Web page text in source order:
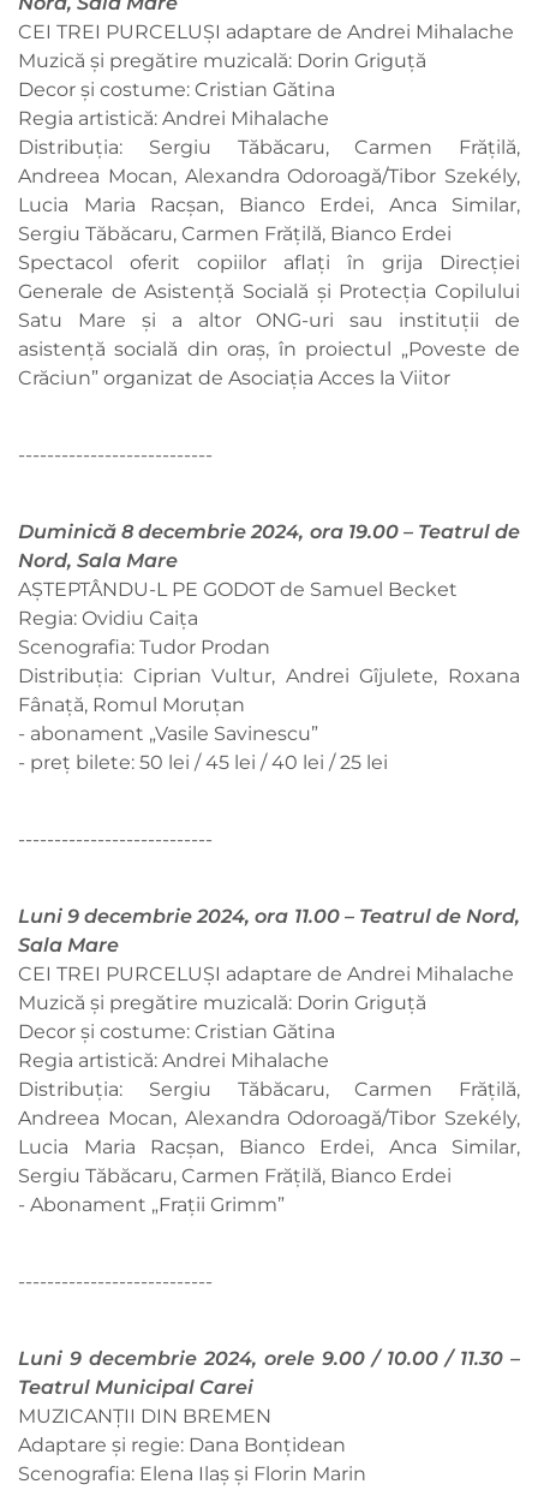
CEI TREI PURCELUȘI adaptare de Andrei Mihalache
Muzică și pregătire muzicală: Dorin Griguță
Decor și costume: Cristian Gătina
Regia artistică: Andrei Mihalache
Distribuția: Sergiu Tăbăcaru, Carmen Frățilă,
Andreea Mocan, Alexandra Odoroagă/Tibor Szekély,
Lucia Maria Racșan, Bianco Erdei, Anca Similar,
Sergiu Tăbăcaru, Carmen Frățilă, Bianco Erdei
Spectacol oferit copiilor aflați în grija Direcţiei
Generale de Asistenţă Socială şi Protecţia Copilului
Satu Mare și a altor ONG-uri sau instituţii de
asistenţă socială din oraş, în proiectul „Poveste de
Crăciun” organizat de Asociația Acces la Viitor
---------------------------
Duminică 8 decembrie 2024, ora 19.00 – Teatrul de
Nord, Sala Mare
AȘTEPTÂNDU-L PE GODOT de Samuel Becket
Regia: Ovidiu Caița
Scenografia: Tudor Prodan
Distribuția: Ciprian Vultur, Andrei Gîjulete, Roxana
Fânață, Romul Moruțan
- abonament „Vasile Savinescu”
- preț bilete: 50 lei / 45 lei / 40 lei / 25 lei
---------------------------
Luni 9 decembrie 2024, ora 11.00 – Teatrul de Nord,
Sala Mare
CEI TREI PURCELUȘI adaptare de Andrei Mihalache
Muzică și pregătire muzicală: Dorin Griguță
Decor și costume: Cristian Gătina
Regia artistică: Andrei Mihalache
Distribuția: Sergiu Tăbăcaru, Carmen Frățilă,
Andreea Mocan, Alexandra Odoroagă/Tibor Szekély,
Lucia Maria Racșan, Bianco Erdei, Anca Similar,
Sergiu Tăbăcaru, Carmen Frățilă, Bianco Erdei
- Abonament „Frații Grimm”
---------------------------
Luni 9 decembrie 2024, orele 9.00 / 10.00 / 11.30 –
Teatrul Municipal Carei
MUZICANȚII DIN BREMEN
Adaptare și regie: Dana Bonțidean
Scenografia: Elena Ilaș și Florin Marin